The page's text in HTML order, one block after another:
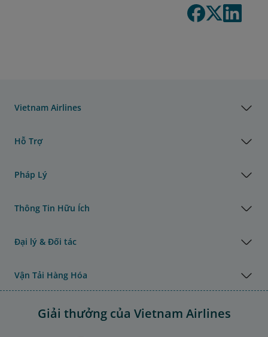
Vietnam Airlines
Hỗ Trợ
Pháp Lý
Thông Tin Hữu Ích
Đại lý & Đối tác
Vận Tải Hàng Hóa
Giải thưởng của Vietnam Airlines